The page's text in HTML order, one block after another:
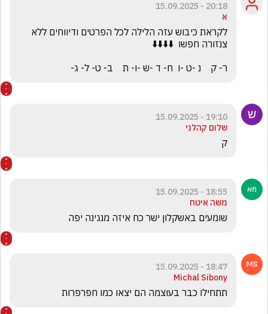
20:18 - 15.09.2025
א
ר- ק    נ -ט -ו  ח- ד -ש -ו- ת    ב- ט- ל- ג-
19:10 - 15.09.2025
שלום קהלני
ק
18:55 - 15.09.2025
משה איטח
שומעים באשקלון ישר כח איזה מנגינה יפה
18:47 - 15.09.2025
Michal Sibony
תתחילו כבר בעוצמה הם יצאו כמו חפרפרות